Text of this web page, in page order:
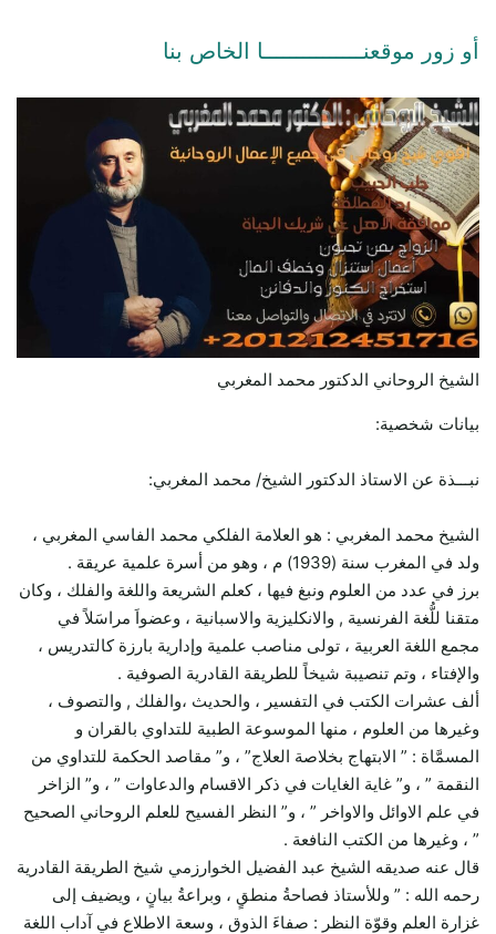
أو زور موقعنـــــــــــــــا الخاص بنا
الشيخ الروحاني الدكتور محمد المغربي
بيانات شخصية:
نبـــذة عن الاستاذ الدكتور الشيخ/ محمد المغربي:
الشيخ محمد المغربي : هو العلامة الفلكي محمد الفاسي المغربي ،
ولد في المغرب سنة (1939) م ، وهو من أسرة علمية عريقة .
برز في عدد من العلوم ونبغ فيها ، كعلم الشريعة واللغة والفلك ، وكان
متقنا للُّغة الفرنسية , والانكليزية والاسبانية ، وعضواَ مراسَلاً في
مجمع اللغة العربية ، تولى مناصب علمية وإدارية بارزة كالتدريس ،
والإفتاء ، وتم تنصيبة شيخاً للطريقة القادرية الصوفية .
ألف عشرات الكتب في التفسير ، والحديث ،والفلك , والتصوف ،
وغيرها من العلوم ، منها الموسوعة الطبية للتداوي بالقران و
المسمَّاة : ” الابتهاج بخلاصة العلاج” ، و” مقاصد الحكمة للتداوي من
النقمة ” ، و” غاية الغايات في ذكر الاقسام والدعاوات ” ، و” الزاخر
في علم الاوائل والاواخر ” ، و” النظر الفسيح للعلم الروحاني الصحيح
” ، وغيرها من الكتب النافعة .
قال عنه صديقه الشيخ عبد الفضيل الخوارزمي شيخ الطريقة القادرية
رحمه الله : ” وللأستاذ فصاحةُ منطقٍ ، وبراعةُ بيانٍ ، ويضيف إلى
غزارة العلم وقوّة النظر : صفاءَ الذوق ، وسعة الاطلاع في آداب اللغة